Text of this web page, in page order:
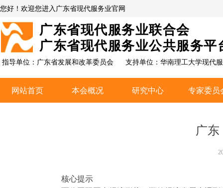
指导单位：广东省发展和改革委员会 支持单位： 华南理工大学现代
您好！欢迎您进入广东省现代服务业官网
网站首页 本会概况 研究中心 专家委员
广东省现代服务业联合会
广东省现代服务业公共服务平
广
核心提示